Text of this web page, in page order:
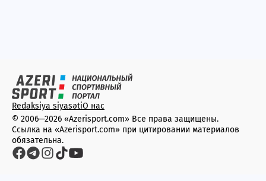
Redaksiya siyasətiО нас
© 2006—2026 «Azerisport.com» Все права защищены.
Ссылка на «Azerisport.com» при цитировании материалов
обязательна.